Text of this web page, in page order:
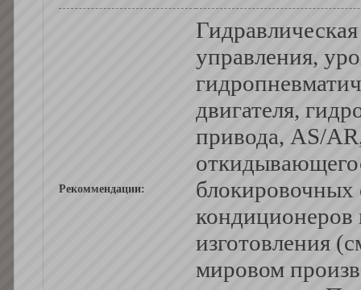
Рекоммендации:
управления,
двигателя,
привода, AS/
блокировочных
кондиционеров
изготовления
мировом